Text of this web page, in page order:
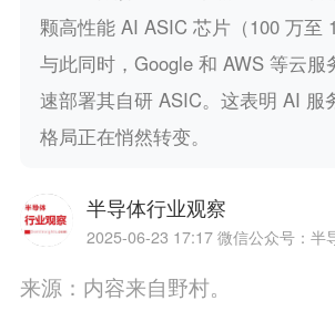
颗高性能 AI ASIC 芯片（100 万至
与此同时，Google 和 AWS 等云服
速部署其自研 ASIC。这表明 AI 服
格局正在悄然转变。
半导体行业观察
2025-06-23 17:17 微信公众号：半
来源：内容来自野村。